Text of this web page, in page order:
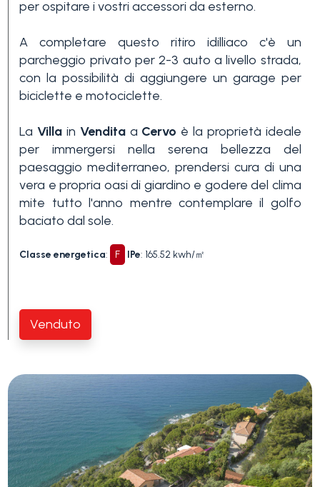
per ospitare i vostri accessori da esterno.
A completare questo ritiro idilliaco c'è un
parcheggio privato per 2-3 auto a livello strada,
con la possibilità di aggiungere un garage per
biciclette e motociclette.
La Villa in Venditaa Cervo è la proprietà ideale
per immergersi nella serena bellezza del
paesaggio mediterraneo, prendersi cura di una
vera e propria oasi di giardino e godere del clima
mite tutto l'anno mentre contemplare il golfo
baciato dal sole.
Classe energetica: F IPe: 165.52 kwh/㎡
Venduto